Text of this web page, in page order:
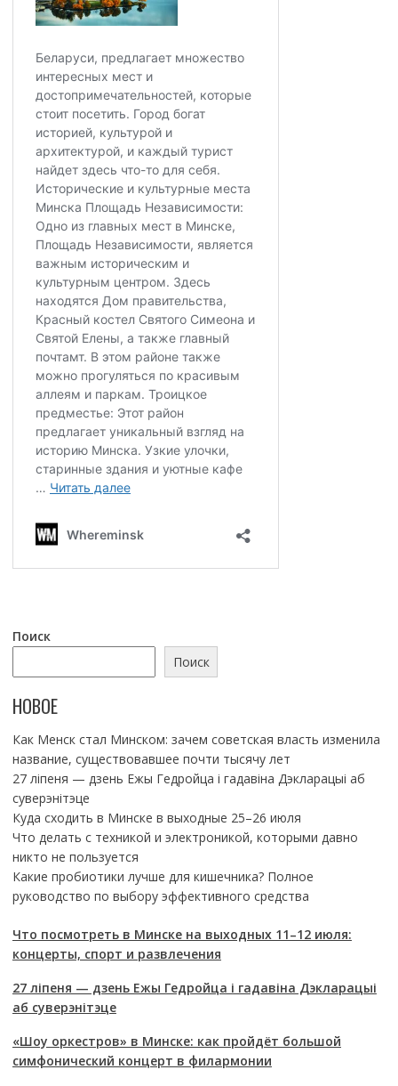
Поиск
Поиск
НОВОЕ
Как Менск стал Минском: зачем советская власть изменила
название, существовавшее почти тысячу лет
27 ліпеня — дзень Ежы Гедройца і гадавіна Дэкларацыі аб
суверэнітэце
Куда сходить в Минске в выходные 25–26 июля
Что делать с техникой и электроникой, которыми давно
никто не пользуется
Какие пробиотики лучше для кишечника? Полное
руководство по выбору эффективного средства
Что посмотреть в Минске на выходных 11–12 июля:
концерты, спорт и развлечения
27 ліпеня — дзень Ежы Гедройца і гадавіна Дэкларацыі
аб суверэнітэце
«Шоу оркестров» в Минске: как пройдёт большой
симфонический концерт в филармонии